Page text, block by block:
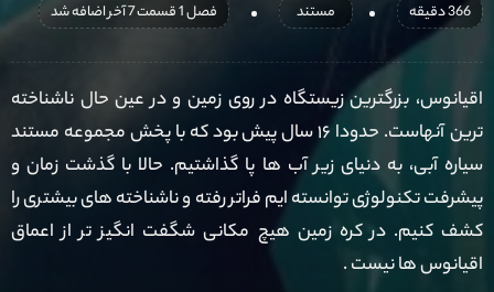
366 دقیقه مستند فصل 1 قسمت 7 آخر اضافه شد
اقیانوس، بزرگترین زیستگاه در روی زمین و در عین حال ناشناخته
ترین آنهاست. حدودا ۱۶ سال پیش بود که با پخش مجموعه مستند
سیاره آبی، به دنیای زیر آب ها پا گذاشتیم. حالا با گذشت زمان و
پیشرفت تکنولوژی توانسته ایم فراتر رفته و ناشناخته های بیشتری را
کشف کنیم. در کره زمین هیچ مکانی شگفت انگیز تر از اعماق
اقیانوس ها نیست .